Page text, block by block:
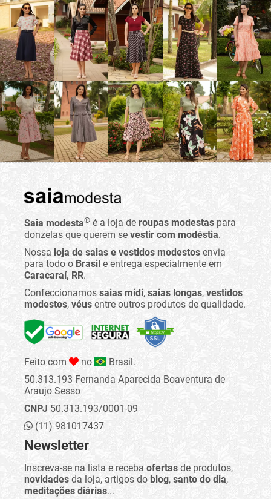
Saia modesta® é a loja de roupas modestas para
donzelas que querem se vestir com modéstia.
Nossa loja de saias e vestidos modestos envia
para todo o Brasil e entrega especialmente em
Caracaraí, RR.
Confeccionamos saias midi, saias longas, vestidos
modestos, véus entre outros produtos de qualidade.
Feito com no
Brasil.
50.313.193 Fernanda Aparecida Boaventura de
Araujo Sesso
CNPJ 50.313.193/0001-09
(11) 981017437
Newsletter
Inscreva-se na lista e receba ofertas de produtos,
novidades da loja, artigos do blog, santo do dia,
meditações diárias...